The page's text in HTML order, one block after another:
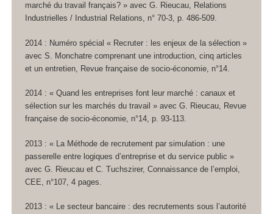
marché du travail français? » avec G. Rieucau, Relations
Industrielles / Industrial Relations, n° 70-3, p. 486-509.
2014 : Numéro spécial « Recruter : les enjeux de la sélection »
avec S. Monchatre comprenant une introduction, cinq articles
et un entretien, Revue française de socio-économie, n°14.
2014 : « Quand les entreprises font leur marché : canaux et
sélection sur les marchés du travail » avec G. Rieucau, Revue
française de socio-économie, n°14, p. 93-113.
2013 : « La Méthode de recrutement par simulation : une
passerelle entre logiques d’entreprise et du service public »
avec G. Rieucau et C. Tuchszirer, Connaissance de l’emploi,
CEE, n°107, 4 pages.
2013 : « Le secteur bancaire : des recrutements sous l’autorité